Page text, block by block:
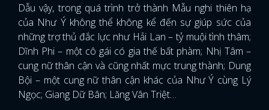
Dẫu vậy, trong quá trình trở thành Mẫu nghi thiên hạ
của Như Ý không thể không kể đến sự giúp sức của
những trợ thủ đắc lực như Hải Lan – tỷ muội tình thâm;
Dĩnh Phi – một cô gái có gia thế bất phàm; Nhị Tâm –
cung nữ thân cận và cũng nhất mực trung thành; Dung
Bội – một cung nữ thân cận khác của Như Ý cùng Lý
Ngọc; Giang Dữ Bân; Lăng Vân Triệt…